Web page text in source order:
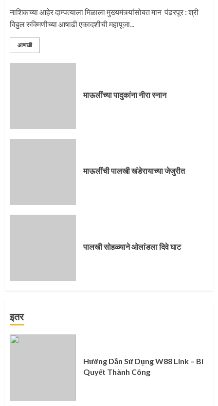
नाशिकच्या आहेर दाम्पत्याला मिळाला मुख्यमंत्र्यांसोबत मान पंढरपूर : श्री
विठ्ठल रुक्मिणीच्या आषाढी एकादशीची महापूजा...
आणखी
माऊलींच्या पादुकांना नीरा स्नान
माऊलींची पालखी खंडेरायाच्या जेजुरीत
पालखी सोहळ्याने ओलांडला दिवे घाट
इतर
Hướng Dẫn Sử Dụng W88 Link – Bí
Quyết Thành Công